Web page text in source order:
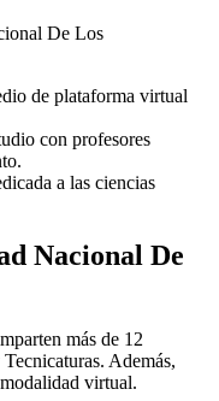
De Los
de plataforma virtual
con profesores
a las ciencias
Nacional De
más de 12
Además,
virtual.